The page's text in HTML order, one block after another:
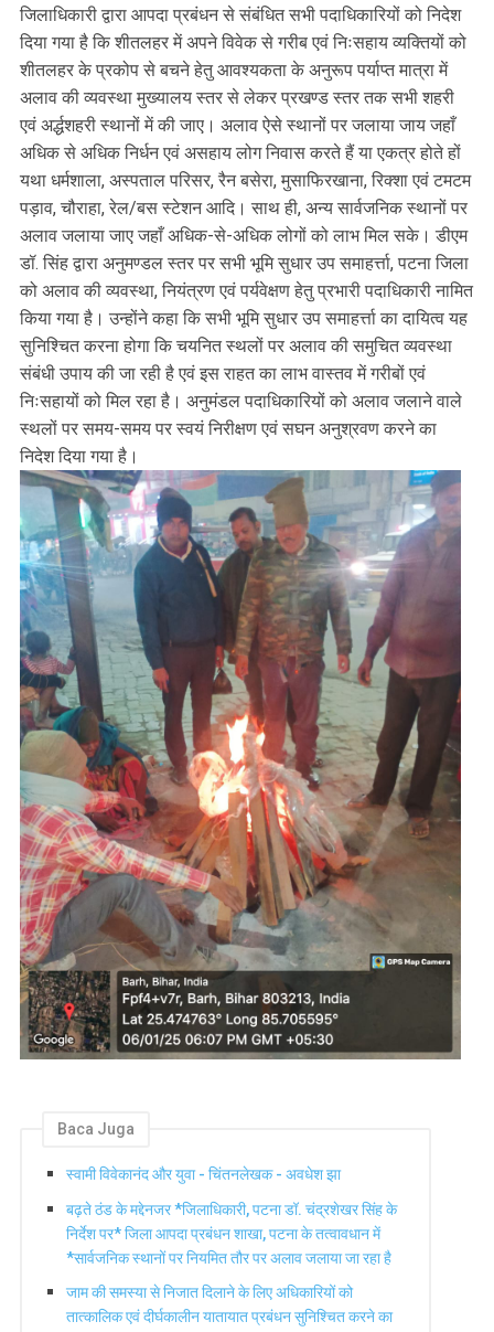
जिलाधिकारी द्वारा आपदा प्रबंधन से संबंधित सभी पदाधिकारियों को निदेश
दिया गया है कि शीतलहर में अपने विवेक से गरीब एवं निःसहाय व्यक्तियों को
शीतलहर के प्रकोप से बचने हेतु आवश्यकता के अनुरूप पर्याप्त मात्रा में
अलाव की व्यवस्था मुख्यालय स्तर से लेकर प्रखण्ड स्तर तक सभी शहरी
एवं अर्द्धशहरी स्थानों में की जाए। अलाव ऐसे स्थानों पर जलाया जाय जहाँ
अधिक से अधिक निर्धन एवं असहाय लोग निवास करते हैं या एकत्र होते हों
यथा धर्मशाला, अस्पताल परिसर, रैन बसेरा, मुसाफिरखाना, रिक्शा एवं टमटम
पड़ाव, चौराहा, रेल/बस स्टेशन आदि। साथ ही, अन्य सार्वजनिक स्थानों पर
अलाव जलाया जाए जहाँ अधिक-से-अधिक लोगों को लाभ मिल सके। डीएम
डॉ. सिंह द्वारा अनुमण्डल स्तर पर सभी भूमि सुधार उप समाहर्त्ता, पटना जिला
को अलाव की व्यवस्था, नियंत्रण एवं पर्यवेक्षण हेतु प्रभारी पदाधिकारी नामित
किया गया है। उन्होंने कहा कि सभी भूमि सुधार उप समाहर्त्ता का दायित्व यह
सुनिश्चित करना होगा कि चयनित स्थलों पर अलाव की समुचित व्यवस्था
संबंधी उपाय की जा रही है एवं इस राहत का लाभ वास्तव में गरीबों एवं
निःसहायों को मिल रहा है। अनुमंडल पदाधिकारियों को अलाव जलाने वाले
स्थलों पर समय-समय पर स्वयं निरीक्षण एवं सघन अनुश्रवण करने का
निदेश दिया गया है।
Baca Juga
स्वामी विवेकानंद और युवा - चिंतनलेखक - अवधेश झा
बढ़ते ठंड के मद्देनजर *जिलाधिकारी, पटना डॉ. चंद्रशेखर सिंह के
निर्देश पर* जिला आपदा प्रबंधन शाखा, पटना के तत्वावधान में
*सार्वजनिक स्थानों पर नियमित तौर पर अलाव जलाया जा रहा है
जाम की समस्या से निजात दिलाने के लिए अधिकारियों को
तात्कालिक एवं दीर्घकालीन यातायात प्रबंधन सुनिश्चित करने का